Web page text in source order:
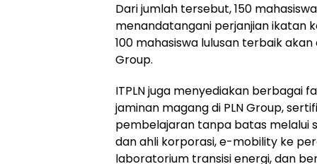
Dari jumlah tersebut, 150
menandatangani perjanjian ikatan
100 mahasiswa lulusan terbaik
Group.
ITPLN juga menyediakan berbagai
jaminan magang di PLN Group,
pembelajaran tanpa batas melalui
dan ahli korporasi, e-mobility ke
laboratorium transisi energi, dan